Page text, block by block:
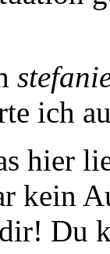
ich
hier
kein
Du